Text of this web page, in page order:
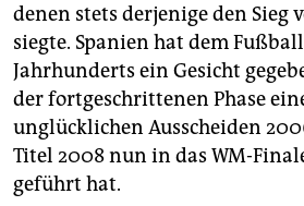
denen stets derjenige den Sieg
siegte. Spanien hat dem Fußball
Jahrhunderts ein Gesicht
der fortgeschrittenen Phase
unglücklichen Ausscheiden
Titel 2008 nun in das WM-
geführt hat.